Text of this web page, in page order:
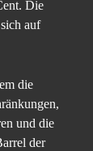
Die
auf
die
und die
der